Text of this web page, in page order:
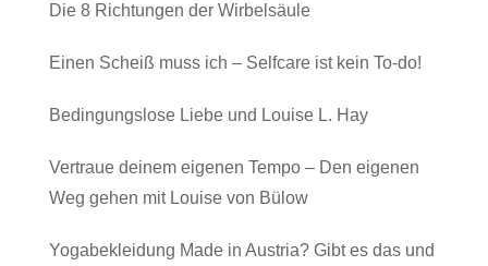
Die 8 Richtungen der Wirbelsäule
Einen Scheiß muss ich – Selfcare ist kein To-do!
Bedingungslose Liebe und Louise L. Hay
Vertraue deinem eigenen Tempo – Den eigenen
Weg gehen mit Louise von Bülow
Yogabekleidung Made in Austria? Gibt es das und